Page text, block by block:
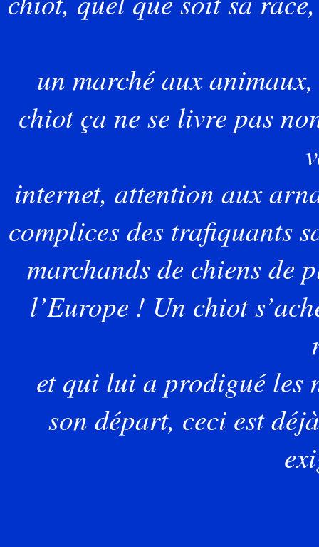
un marché aux
chiot ça ne se livre pas
internet, attention aux
complices des trafiquants
marchandsde chiens de
l’Europe ! Un chiot
etqui lui a prodigué les
son départ, ceci est